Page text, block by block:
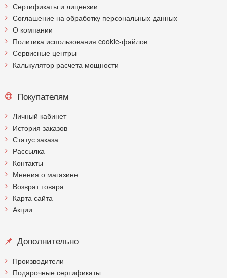
Сертификаты и лицензии
Соглашение на обработку персональных данных
О компании
Политика использования cookie-файлов
Сервисные центры
Калькулятор расчета мощности
Покупателям
Личный кабинет
История заказов
Статус заказа
Рассылка
Контакты
Мнения о магазине
Возврат товара
Карта сайта
Акции
Дополнительно
Производители
Подарочные сертификаты